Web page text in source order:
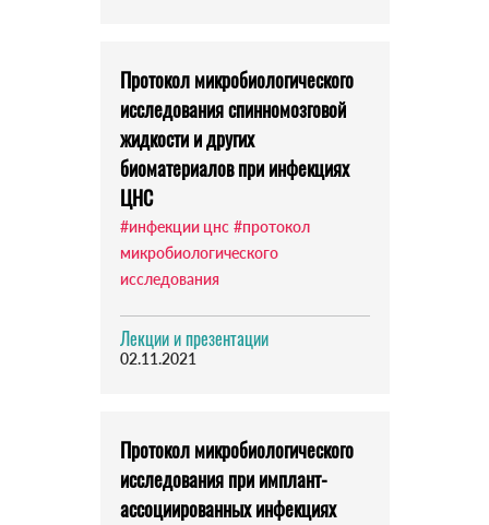
Протокол микробиологического
исследования спинномозговой
жидкости и других
биоматериалов при инфекциях
ЦНС
#инфекции цнс #протокол
микробиологического
исследования
Лекции и презентации
02.11.2021
Протокол микробиологического
исследования при имплант-
ассоциированных инфекциях